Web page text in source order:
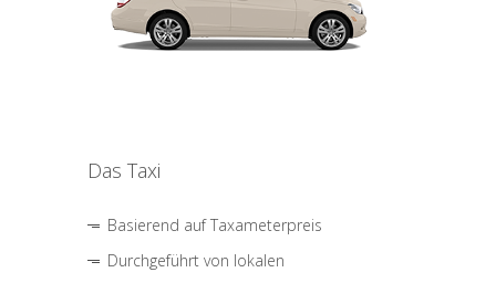
Das Taxi
Basierend auf Taxameterpreis
Durchgeführt von lokalen